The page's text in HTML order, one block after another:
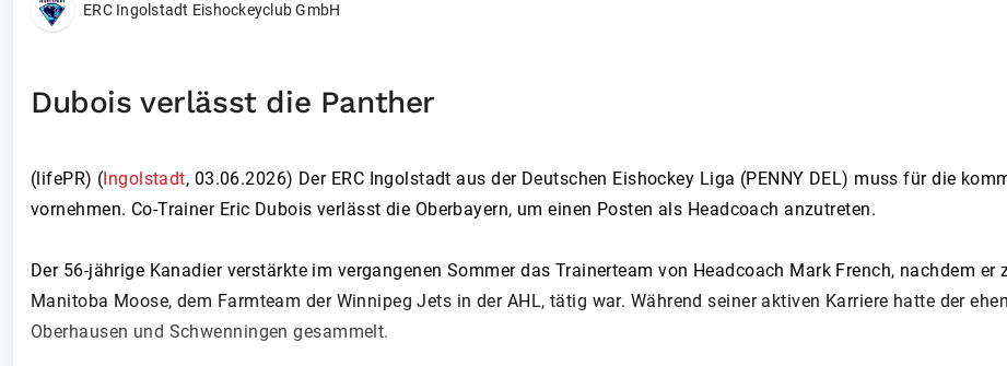
ERC Ingolstadt Eishockeyclub GmbH
Dubois verlässt die Panther
(lifePR) (Ingolstadt, 03.06.2026) Der ERC Ingolstadt aus der Deutschen Eishockey Liga (PENNY DEL) muss für die
vornehmen. Co-Trainer Eric Dubois verlässt die Oberbayern, um einen Posten als Headcoach anzutreten.
Der 56-jährige Kanadier verstärkte im vergangenen Sommer das Trainerteam von Headcoach Mark French, nachdem
Manitoba Moose, dem Farmteam der Winnipeg Jets in der AHL, tätig war. Während seiner aktiven Karriere hatte der
Oberhausen und Schwenningen gesammelt.